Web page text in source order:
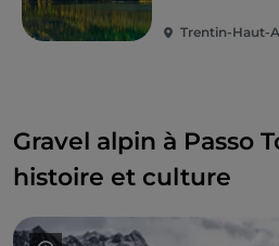
Trentin-Haut-
Gravel alpin à Passo
histoire et culture